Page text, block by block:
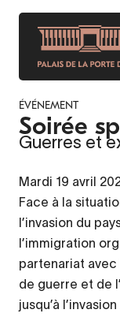
Skip
content
ÉVÉNEMENT
Soirée
Guerres et
Mardi 19 avril
Face à la
l’invasion du
l’immigration
partenariat avec
de guerre et de
jusqu’à